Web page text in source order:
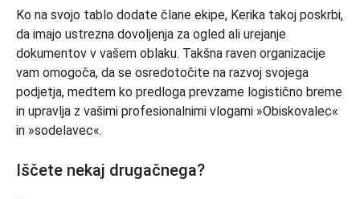
Ko na svojo tablo dodate člane ekipe, Kerika takoj poskrbi,
da imajo ustrezna dovoljenja za ogled ali urejanje
dokumentov v vašem oblaku. Takšna raven organizacije
vam omogoča, da se osredotočite na razvoj svojega
podjetja, medtem ko predloga prevzame logistično breme
in upravlja z vašimi profesionalnimi vlogami »Obiskovalec«
in »sodelavec«.
Iščete nekaj drugačnega?